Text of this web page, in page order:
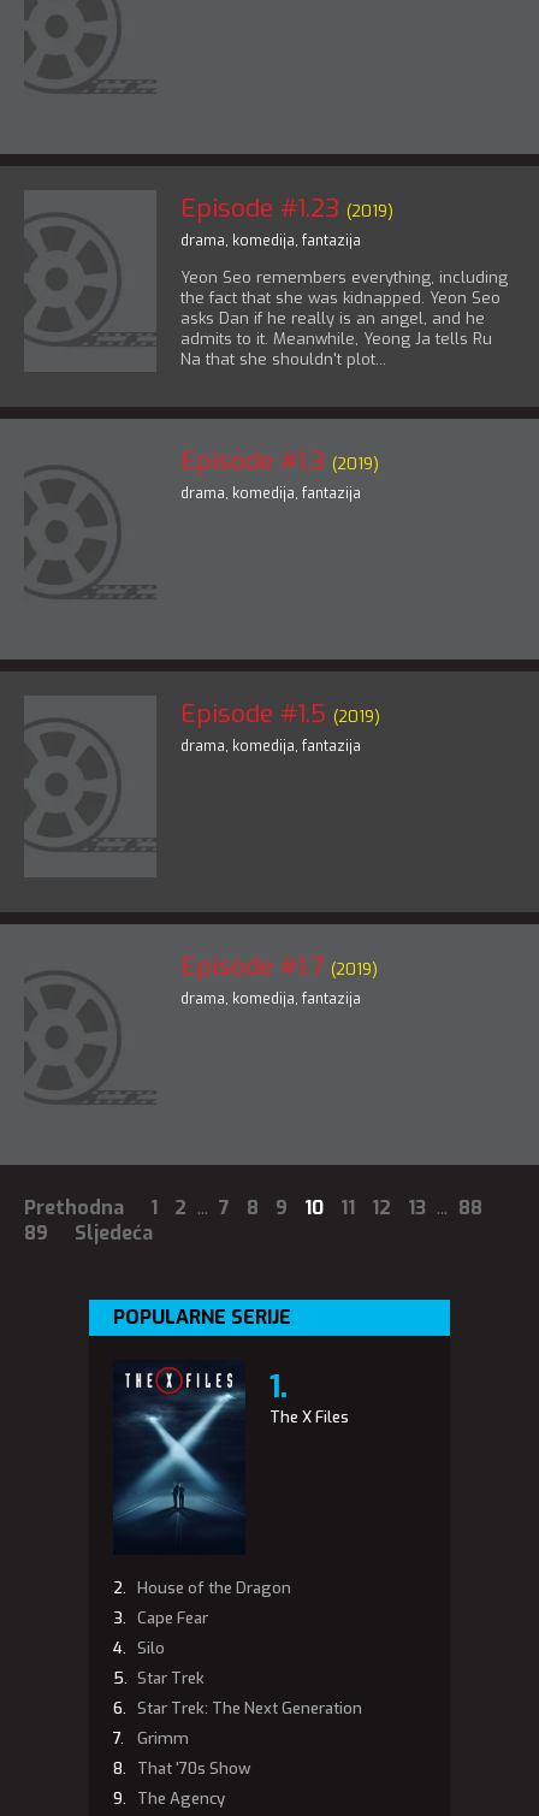
Episode #1.23 (2019)
drama, komedija, fantazija
Yeon Seo remembers everything, including
the fact that she was kidnapped. Yeon Seo
asks Dan if he really is an angel, and he
admits to it. Meanwhile, Yeong Ja tells Ru
Na that she shouldn't plot...
Episode #1.3 (2019)
drama, komedija, fantazija
Episode #1.5 (2019)
drama, komedija, fantazija
Episode #1.7 (2019)
drama, komedija, fantazija
Prethodna 1 2 ... 7 8 9 10 11 12 13 ... 88
89
Sljedeća
POPULARNE SERIJE
The X Files
House of the Dragon
Cape Fear
Silo
Star Trek
Star Trek: The Next Generation
Grimm
That '70s Show
The Agency